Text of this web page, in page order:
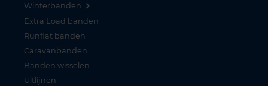
Winterbanden
Extra Load banden
Runflat banden
Caravanbanden
Banden wisselen
Uitlijnen